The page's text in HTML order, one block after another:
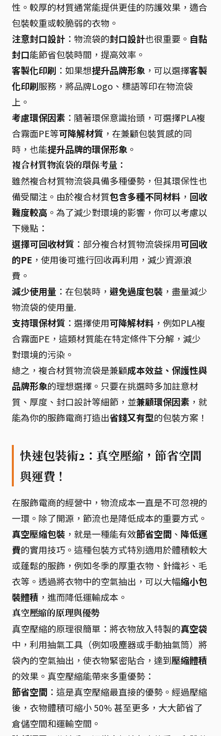
性。較厚的材質通常能提供更佳的防護效果，適合
包裝較重或較脆弱的衣物。
注意封口設計 ：物流袋的封口設計也很重要。 自黏
封口能節省包裝時間，提高效率。
客製化印刷 ：如果想提升品牌形象 ，可以選擇客製
化印刷服務，將品牌Logo、標語等印在物流袋
上。
考慮環保因素 ：隨著環保意識抬頭，可選擇PLA複
合霧面PE等可降解材質 ，在兼顧包裝質感的同
時，也能提升品牌的環保形象 。
複合材質物流袋的環保考量：
雖然複合材質物流袋具備多種優勢，但其環保性也
備受關注。由於複合材質包含多種不同材料 ， 回收
難度較高 。為了減少對環境的影響，你可以考慮以
下幾點：
選擇可回收材質 ：部分複合材質物流袋採用可回收
的PE ，使用後可進行回收再利用，減少資源浪
費。
減少使用量 ：在包裝時， 避免過度包裝 ，盡量減少
物流袋的使用量.
支持環保材質 ：選擇使用可降解材料 ，例如PLA複
合霧面PE，這類材質能在特定條件下分解，減少
對環境的污染。
總之，複合材質物流袋是兼顧成本效益、保護性與
品牌形象的理想選擇。只要在挑選時多加註意材
質、厚度、封口設計等細節，並兼顧環保因素 ，就
能為你的服飾電商打造出省錢又有型的包裝方案！
快速包裝術2：真空壓縮，節省空間
與運費！
在服飾電商的經營中，物流成本一直是不可忽視的
一環。除了開源，節流也是降低成本的重要方式。
真空壓縮包裝 ，就是一種能有效節省空間 、 降低運
費的實用技巧。這種包裝方式特別適用於體積較大
或蓬鬆的服飾，例如冬季的厚重衣物、針織衫、毛
衣等。透過將衣物中的空氣抽出，可以大幅縮小包
裝體積 ，進而降低運輸成本。
真空壓縮的原理與優勢
真空壓縮的原理很簡單：將衣物放入特製的真空袋
中，利用抽氣工具（例如吸塵器或手動抽氣筒）將
袋內的空氣抽出，使衣物緊密貼合，達到壓縮體積
的效果。真空壓縮能帶來多重優勢：
節省空間 ：這是真空壓縮最直接的優勢。經過壓縮
後，衣物體積可縮小 50% 甚至更多，大大節省了
倉儲空間和運輸空間。